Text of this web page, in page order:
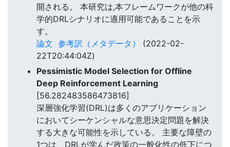
開される。 本研究は,本フレームワークが他の科
学的DRLシナリオに適用可能であることを示
す。
論文 参考訳（メタデータ）
(2022-02-
22T20:44:04Z)
Pessimistic Model Selection for Offline
Deep Reinforcement Learning
[56.282483586473816]
深層強化学習(DRL)は多くのアプリケーション
においてシーケンシャルな意思決定問題を解決
する大きな可能性を示している。 主要な障壁の
1つは、DRLが学んだ政策の一般化性の低下につ